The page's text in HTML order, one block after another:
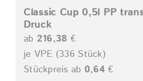
Classic Cup 0,5l PP
Druck
ab 216,38 €
je VPE (336 Stück)
Stückpreis ab 0,64 €